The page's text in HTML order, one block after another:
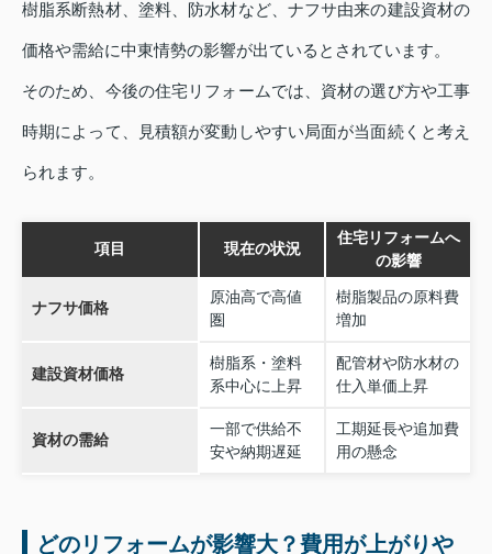
樹脂系断熱材、塗料、防水材など、ナフサ由来の建設資材の
価格や需給に中東情勢の影響が出ているとされています。
そのため、今後の住宅リフォームでは、資材の選び方や工事
時期によって、見積額が変動しやすい局面が当面続くと考え
られます。
項目 現在の状況
住宅リフォームへ
の影響
ナフサ価格
原油高で高値
圏
樹脂製品の原料費
増加
建設資材価格
樹脂系・塗料
系中心に上昇
配管材や防水材の
仕入単価上昇
資材の需給
一部で供給不
安や納期遅延
工期延長や追加費
用の懸念
どのリフォームが影響大？費用が上がりや